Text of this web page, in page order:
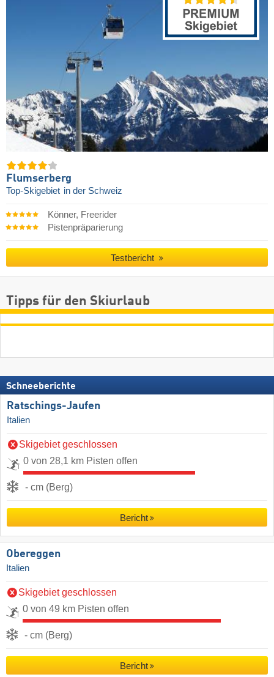
Flumserberg
Top-Skigebiet in der Schweiz
Könner, Freerider
Pistenpräparierung
Testbericht
Tipps für den Skiurlaub
Schneeberichte
Ratschings-Jaufen
Italien
Skigebiet geschlossen
0 von 28,1 km Pisten offen
- cm (Berg)
Bericht
Obereggen
Italien
Skigebiet geschlossen
0 von 49 km Pisten offen
- cm (Berg)
Bericht